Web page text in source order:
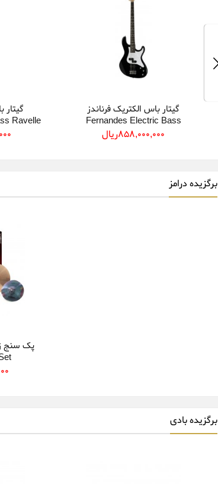
گیتار باس الکتریک فرناندز
Fernandes Electric Bass
Retrospect 4X BLK
858,000,000ريال
گیتار
Ravelle
برگزیده درامز
برگزیده بادی